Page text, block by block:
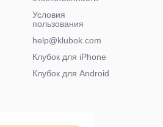
Условия
пользования
help@klubok.com
Клубок для iPhone
Клубок для Android